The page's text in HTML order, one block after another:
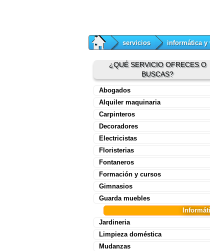
servicios informática y
¿QUÉ SERVICIO OFRECES O
BUSCAS?
Abogados
Alquiler maquinaria
Carpinteros
Decoradores
Electricistas
Floristerias
Fontaneros
Formación y cursos
Gimnasios
Guarda muebles
Jardineria
Limpieza doméstica
Mudanzas